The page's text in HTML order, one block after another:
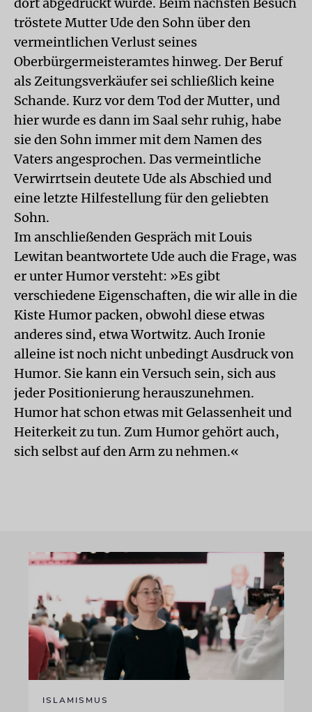
tröstete Mutter Ude den Sohn über den
vermeintlichen Verlust seines
Oberbürgermeisteramtes hinweg. Der Beruf
als Zeitungsverkäufer sei schließlich keine
Schande. Kurz vor dem Tod der Mutter, und
hier wurde es dann im Saal sehr ruhig, habe
sie den Sohn immer mit dem Namen des
Vaters angesprochen. Das vermeintliche
Verwirrtsein deutete Ude als Abschied und
eine letzte Hilfestellung für den geliebten
Sohn.
Im anschließenden Gespräch mit Louis
Lewitan beantwortete Ude auch die Frage, was
er unter Humor versteht: »Es gibt
verschiedene Eigenschaften, die wir alle in die
Kiste Humor packen, obwohl diese etwas
anderes sind, etwa Wortwitz. Auch Ironie
alleine ist noch nicht unbedingt Ausdruck von
Humor. Sie kann ein Versuch sein, sich aus
jeder Positionierung herauszunehmen.
Humor hat schon etwas mit Gelassenheit und
Heiterkeit zu tun. Zum Humor gehört auch,
sich selbst auf den Arm zu nehmen.«
ISLAMISMUS